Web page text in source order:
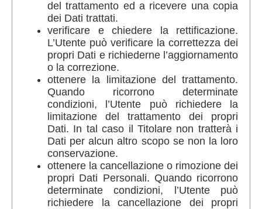
del trattamento ed a ricevere una copia
dei Dati trattati.
verificare e chiedere la rettificazione.
L’Utente può verificare la correttezza dei
propri Dati e richiederne l’aggiornamento
o la correzione.
ottenere la limitazione del trattamento.
Quando ricorrono determinate
condizioni, l’Utente può richiedere la
limitazione del trattamento dei propri
Dati. In tal caso il Titolare non tratterà i
Dati per alcun altro scopo se non la loro
conservazione.
ottenere la cancellazione o rimozione dei
propri Dati Personali. Quando ricorrono
determinate condizioni, l’Utente può
richiedere la cancellazione dei propri